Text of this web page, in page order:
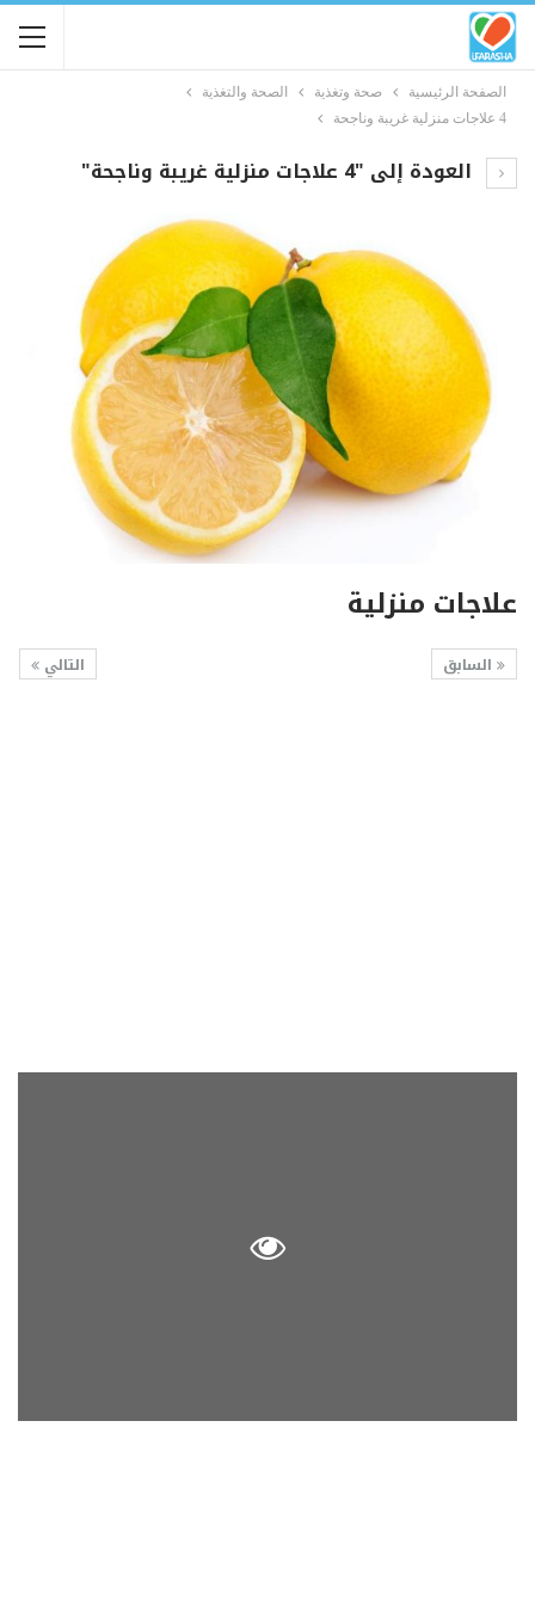
الصفحة الرئيسية صحة وتغذية
الصحة والتغذية
4 علاجات منزلية غريبة وناجحة
العودة إلى "4 علاجات منزلية غريبة وناجحة"
علاجات منزلية
التالي السابق